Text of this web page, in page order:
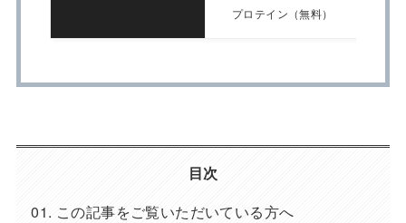
プロテイン（無料）
目次
この記事をご覧いただいている方へ